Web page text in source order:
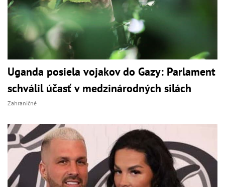
Uganda posiela vojakov do Gazy: Parlament
schválil účasť v medzinárodných silách
Zahraničné